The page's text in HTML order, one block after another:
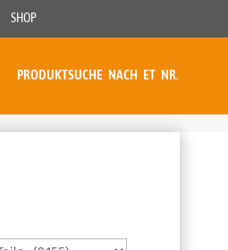
SHOP
PRODUKTSUCHE NACH ET NR.